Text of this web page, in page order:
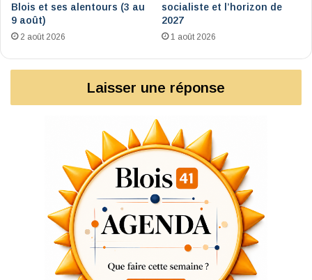
Blois et ses alentours (3 au
9 août)
2 août 2026
socialiste et l’horizon de
2027
1 août 2026
Laisser une réponse